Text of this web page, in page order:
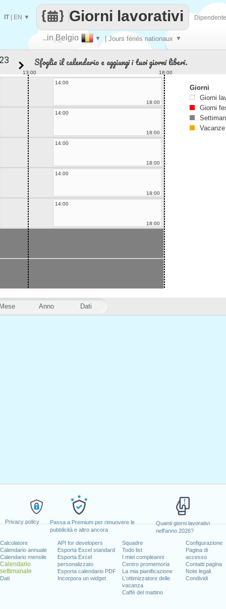
Privacy policy
Passa a Premium per rimuovere le
pubblicità e altro ancora
Quanti giorni lavorativi
nell'anno 2026?
Calcolatore
Calendario annuale
Calendario mensile
Calendario
settimanale
Dati
API for developers
Esporta Excel standard
Esporta Excel
personalizzato
Esporta calendario PDF
Incorpora un widget
Squadre
Todo list
I miei compleanni
Centro promemoria
La mia pianificazione
L'ottimizzatore delle
vacanza
Caffè del mattino
Configurazione
Pagina di
accesso
Contatti pagina
Note legali
Condividi
Fai
..in Belgio ▼ | Jours fériés nationaux ▼
Giorni lavorativi
IT| EN ▼
Anno Dati
Sfoglia il calendario e aggiungi i tuoi giorni liberi.
13:00
18:00
14:00
18:00
14:00
18:00
14:00
18:00
14:00
18:00
14:00
18:00
Giorni
Giorni
Giorni
Vacanze